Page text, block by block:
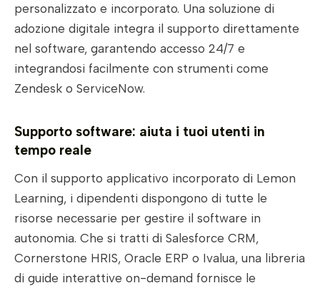
personalizzato e incorporato. Una soluzione di
adozione digitale integra il supporto direttamente
nel software, garantendo accesso 24/7 e
integrandosi facilmente con strumenti come
Zendesk o ServiceNow.
Supporto software: aiuta i tuoi utenti in
tempo reale
Con il supporto applicativo incorporato di Lemon
Learning, i dipendenti dispongono di tutte le
risorse necessarie per gestire il software in
autonomia. Che si tratti di Salesforce CRM,
Cornerstone HRIS, Oracle ERP o Ivalua, una libreria
di guide interattive on-demand fornisce le